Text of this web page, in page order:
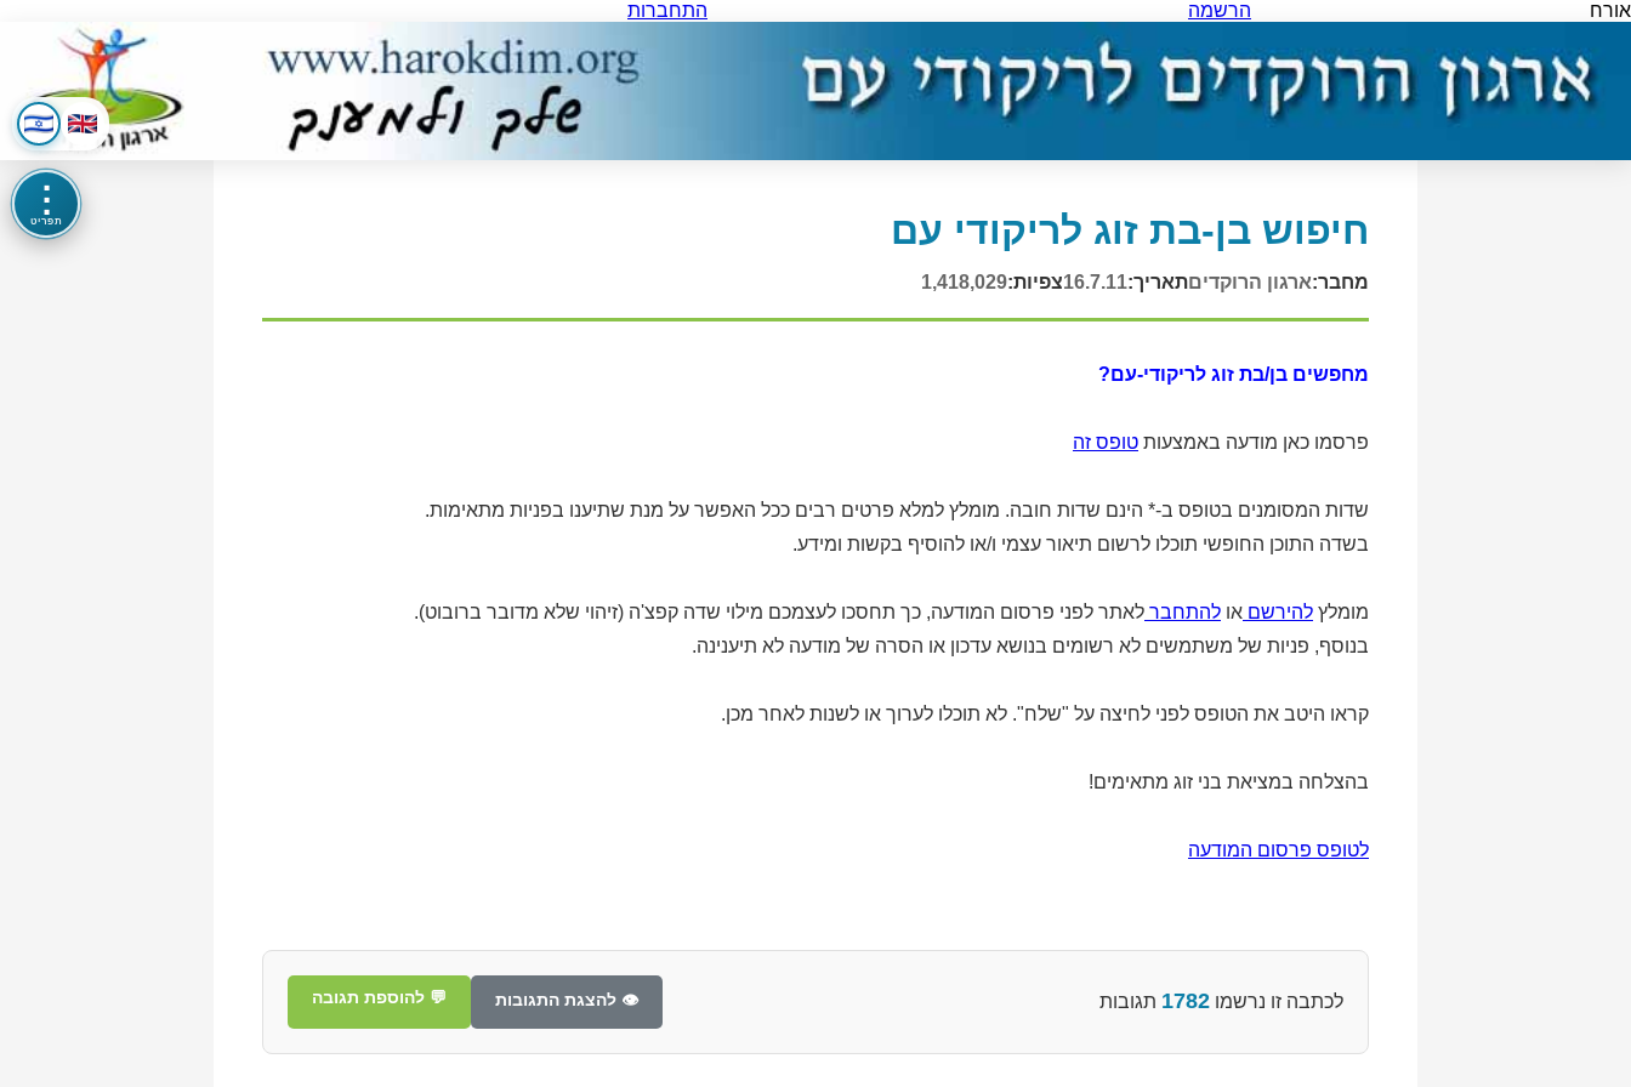
אורח הרשמה התחברות
⋮
תפריט חיפוש בן-בת זוג לריקודי עם
מחבר:ארגון הרוקדיםתאריך:16.7.11צפיות:1,418,029
מחפשים בן/בת זוג לריקודי-עם?
פרסמו כאן מודעה באמצעות טופס זה
שדות המסומנים בטופס ב-* הינם שדות חובה. מומלץ למלא פרטים רבים ככל האפשר על מנת שתיענו בפניות מתאימות.
בשדה התוכן החופשי תוכלו לרשום תיאור עצמי ו/או להוסיף בקשות ומידע.
מומלץ להירשם או להתחבר לאתר לפני פרסום המודעה, כך תחסכו לעצמכם מילוי שדה קפצ'ה (זיהוי שלא מדובר ברובוט).
בנוסף, פניות של משתמשים לא רשומים בנושא עדכון או הסרה של מודעה לא תיענינה.
קראו היטב את הטופס לפני לחיצה על "שלח". לא תוכלו לערוך או לשנות לאחר מכן.
בהצלחה במציאת בני זוג מתאימים!
לטופס פרסום המודעה
לכתבה זו נרשמו 1782 תגובות 👁️ להצגת התגובות 💬 להוספת תגובה